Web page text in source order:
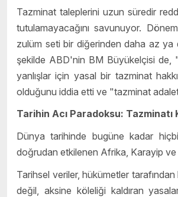
Tazminat taleplerini uzun süredir
tutulamayacağını savunuyor.
zulüm seti bir diğerinden daha az ya
şekilde ABD'nin BM Büyükelçisi de,
yanlışlar için yasal bir tazminat
olduğunu iddia etti ve "tazminat
Tarihin Acı Paradoksu: Tazminatı
Dünya tarihinde bugüne kadar
doğrudan etkilenen Afrika, Karayip
Tarihsel veriler, hükümetler
değil, aksine köleliği kaldıran